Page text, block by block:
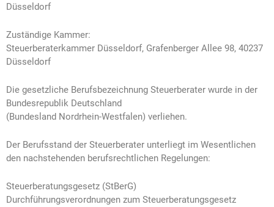
Düsseldorf
Zuständige Kammer:
Steuerberaterkammer Düsseldorf, Grafenberger Allee 98, 40237
Düsseldorf
Die gesetzliche Berufsbezeichnung Steuerberater wurde in der
Bundesrepublik Deutschland
(Bundesland Nordrhein-Westfalen) verliehen.
Der Berufsstand der Steuerberater unterliegt im Wesentlichen
den nachstehenden berufsrechtlichen Regelungen:
Steuerberatungsgesetz (StBerG)
Durchführungsverordnungen zum Steuerberatungsgesetz